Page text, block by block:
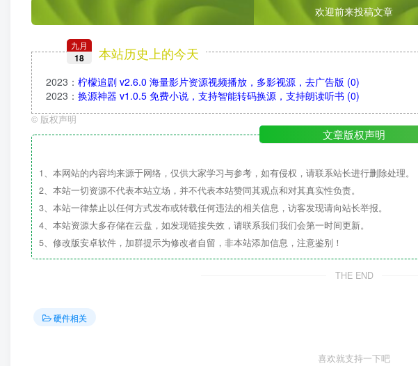
欢迎前来投稿文章
九月
18 本站历史上的今天
2023 ： 柠檬追剧 v2.6.0 海量影片资源视频播放，多影视源，去广告版 (0)
2023 ： 换源神器 v1.0.5 免费小说，支持智能转码换源，支持朗读听书 (0)
© 版权声明
文章版权声明
1、本网站的内容均来源于网络，仅供大家学习与参考，如有侵权，请联系站长进行删除处理。
2、本站一切资源不代表本站立场，并不代表本站赞同其观点和对其真实性负责。
3、本站一律禁止以任何方式发布或转载任何违法的相关信息，访客发现请向站长举报。
4、本站资源大多存储在云盘，如发现链接失效，请联系我们我们会第一时间更新。
5、修改版安卓软件，加群提示为修改者自留，非本站添加信息，注意鉴别！
THE END
硬件相关
喜欢就支持一下吧